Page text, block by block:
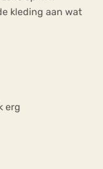
kleding aan wat
erg